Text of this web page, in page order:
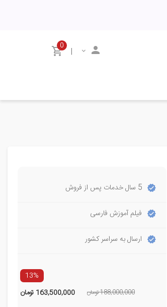
|
0
5 سال خدمات پس از فروش
فیلم آموزش فارسی
ارسال به سراسر کشور
13%
188,000,000 تومان 163,500,000 تومان